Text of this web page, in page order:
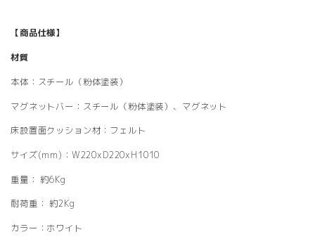
【商品仕様】
材質
本体：スチール（粉体塗装）
マグネットバー：スチール（粉体塗装）、マグネット
床設置面クッション材：フェルト
サイズ(mm)：W220xD220xH1010
重量： 約6Kg
耐荷重： 約2Kg
カラー：ホワイト